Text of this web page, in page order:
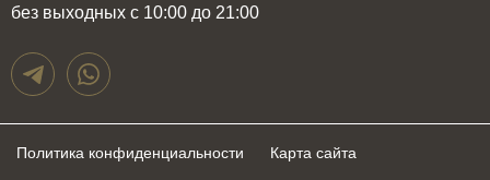
без выходных с 10:00 до 21:00
Политика конфиденциальности Карта сайта